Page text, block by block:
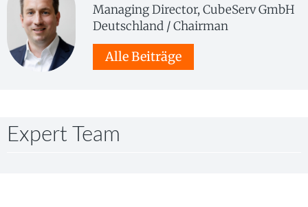
Managing Director, CubeServ GmbH
Deutschland / Chairman
Alle Beiträge
Expert Team